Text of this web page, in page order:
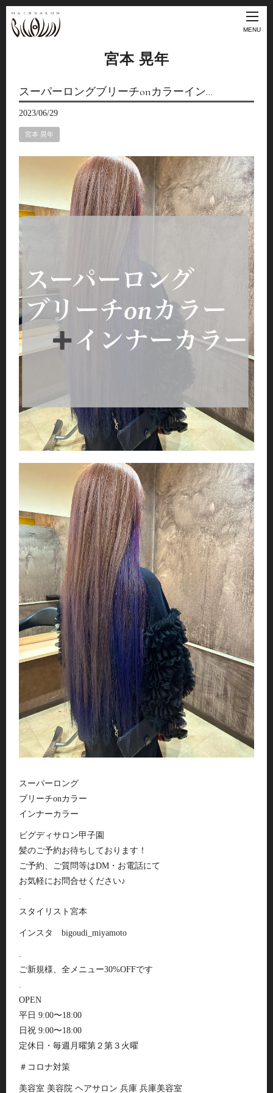
MENU
宮本 晃年
スーパーロングブリーチonカラーイン…
2023/06/29
宮本 晃年
スーパーロング
ブリーチonカラー
インナーカラー
ビグディサロン甲子園
髪のご予約お待ちしております！
ご予約、ご質問等はDM・お電話にて
お気軽にお問合せください♪
スタイリスト宮本
インスタ bigoudi_miyamoto
ご新規様、全メニュー30%OFFです
OPEN
平日 9:00〜18:00
日祝 9:00〜18:00
定休日・毎週月曜第２第３火曜
＃コロナ対策
美容室 美容院 ヘアサロン 兵庫 兵庫美容室